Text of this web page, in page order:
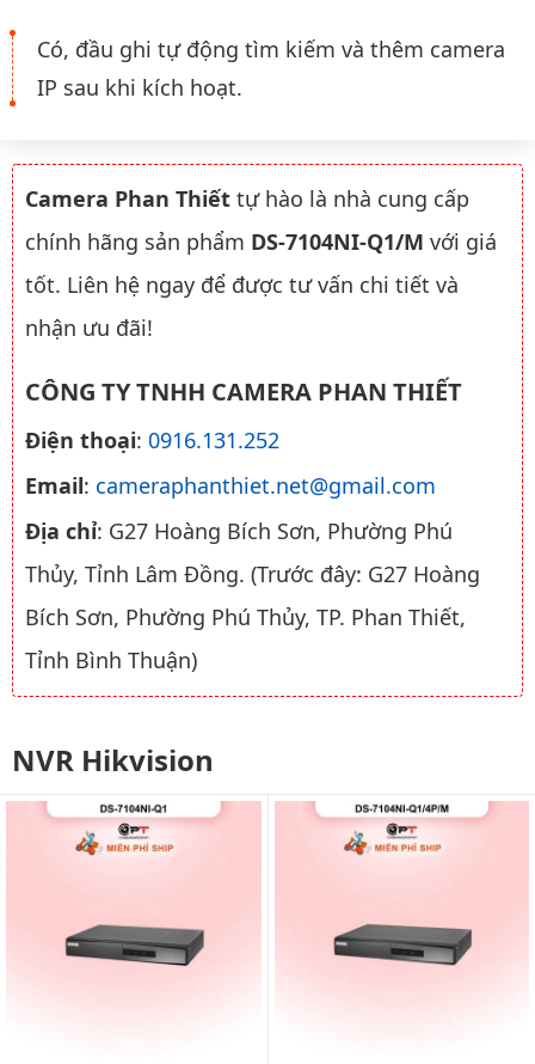
Có, đầu ghi tự động tìm kiếm và thêm camera
IP sau khi kích hoạt.
Camera Phan Thiết tự hào là nhà cung cấp
chính hãng sản phẩm DS-7104NI-Q1/M với giá
tốt. Liên hệ ngay để được tư vấn chi tiết và
nhận ưu đãi!
CÔNG TY TNHH CAMERA PHAN THIẾT
Điện thoại: 0916.131.252
Email: cameraphanthiet.net@gmail.com
Địa chỉ: G27 Hoàng Bích Sơn, Phường Phú
Thủy, Tỉnh Lâm Đồng. (Trước đây: G27 Hoàng
Bích Sơn, Phường Phú Thủy, TP. Phan Thiết,
Tỉnh Bình Thuận)
NVR Hikvision